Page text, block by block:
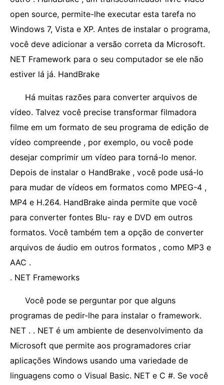
open source, permite-lhe executar esta tarefa no
Windows 7, Vista e XP. Antes de instalar o programa,
você deve adicionar a versão correta da Microsoft.
NET Framework para o seu computador se ele não
estiver lá já. HandBrake
Há muitas razões para converter arquivos de
vídeo. Talvez você precise transformar filmadora
filme em um formato de seu programa de edição de
vídeo compreende , por exemplo, ou você pode
desejar comprimir um vídeo para torná-lo menor.
Depois de instalar o HandBrake , você pode usá-lo
para mudar de vídeos em formatos como MPEG-4 ,
MP4 e H.264. HandBrake ainda permite que você
para converter fontes Blu- ray e DVD em outros
formatos. Você também tem a opção de converter
arquivos de áudio em outros formatos , como MP3 e
AAC .
. NET Frameworks
Você pode se perguntar por que alguns
programas de pedir-lhe para instalar o framework.
NET . . NET é um ambiente de desenvolvimento da
Microsoft que permite aos programadores criar
aplicações Windows usando uma variedade de
linguagens como o Visual Basic. NET e C #. Se você